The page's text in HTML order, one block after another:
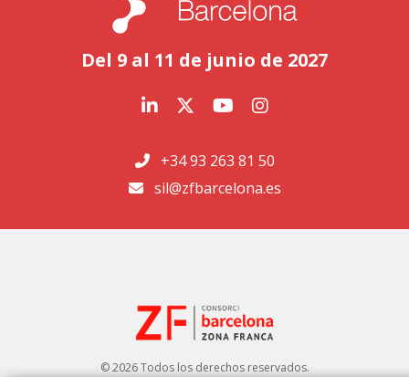
Del 9 al 11 de junio de 2027
+34 93 263 81 50
sil@zfbarcelona.es
© 2026 Todos los derechos reservados.